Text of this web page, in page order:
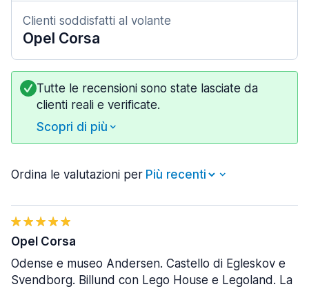
Clienti soddisfatti al volante
Opel Corsa
Tutte le recensioni sono state lasciate da
clienti reali e verificate.
Scopri di più
Ordina le valutazioni per
Opel Corsa
Odense e museo Andersen. Castello di Egleskov e
Svendborg. Billund con Lego House e Legoland. La